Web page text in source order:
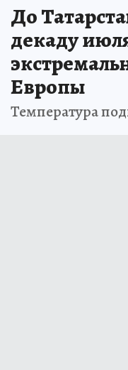
До
декаду
Европы
Температура